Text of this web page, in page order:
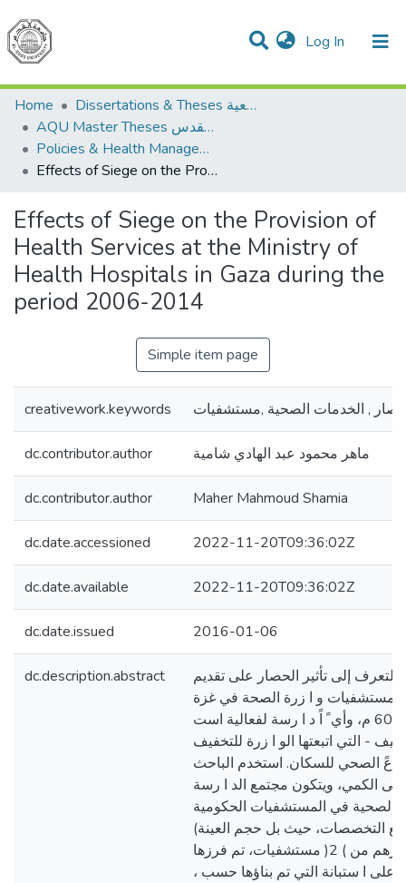
Log In (current)
Communities & Collections
All of DSpace
Home
Dissertations & Theses الرسائل الجامعية
AQU Master Theses الرسائل الجامعية الخاصة بجامعة القدس
Policies & Health Management السياسات والإدارة الصحية
Effects of Siege on the Provision of Health Services at the Ministry of Health Hospitals in Gaza during the period 2006-2014
Effects of Siege on the Provision of
Health Services at the Ministry of
Health Hospitals in Gaza during the
period 2006-2014
Simple item page
creativework.keywords , الخدمات الصحية ,مستشفيات
dc.contributor.author ماهر محمود عبد الهادي شامية
dc.contributor.author Maher Mahmoud Shamia
dc.date.accessioned 2022-11-20T09:36:02Z
dc.date.available 2022-11-20T09:36:02Z
dc.date.issued 2016-01-06
dc.description.abstract
إلى تأثير الحصار على تقديم
مستشفيات و ا زرة الصحة في غزة
خلال الفترة 6002 م 6002 م، وأي ً اً د ا رسة لفعالية است
- التي اتبعتها الو ا زرة للتخفيف
عً الصحي للسكان. استخدم الباحث
الكمي، ويتكون مجتمع الد ا رسة
في المستشفيات الحكومية
التخصصات، حيث بل حجم العينة)
200 ( مشارك تم اختيا رهم من ) 2( مستشفيات، تم فرزها
على ا ستبانة التي تم بناؤها حسب ،